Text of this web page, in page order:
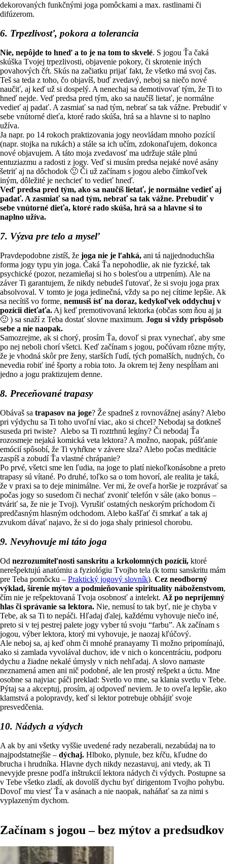
dekorovaných funkčnými joga pomôckami a max. rastlinami či
difúzerom.
6. Trpezlivosť, pokora a tolerancia
Nie, nepôjde to hneď a to je na tom to skvelé. S jogou Ťa čaká
skúška Tvojej trpezlivosti, objavenie pokory, či skrotenie iných
povahových čŕt. Skús na začiatku prijať fakt, že všetko má svoj čas.
Teš sa teda z toho, čo objavíš, buď zvedavý, neboj sa niečo nové
naučiť, aj keď už si dospelý. A nenechaj sa demotivovať tým, že Ti to
hneď nejde. Veď predsa pred tým, ako sa naučíš lietať, je normálne
vedieť aj padať. A zasmiať sa nad tým, nebrať sa tak vážne. Prebudiť v
sebe vnútorné dieťa, ktoré rado skúša, hrá sa a hlavne si to naplno
užíva.
Ja napr. po 14 rokoch praktizovania jogy neovládam mnoho pozícií
(napr. stojka na rukách) a stále sa ich učím, zdokonaľujem, dokonca
nové objavujem. A táto moja zvedavosť ma udržuje stále plnú
entuziazmu a radosti z jogy. Veď si musím predsa nejaké nové asány
šetriť aj na dôchodok 🙂 Či už začínam s jogou alebo čímkoľvek
iným, dôležité je nechcieť to vedieť hneď.
Veď predsa pred tým, ako sa naučíš lietať, je normálne vedieť aj
padať. A zasmiať sa nad tým, nebrať sa tak vážne. Prebudiť v
sebe vnútorné dieťa, ktoré rado skúša, hrá sa a hlavne si to
naplno užíva.
7. Výzva pre telo a myseľ
Pravdepodobne zistíš, že joga nie je ľahká, ani tá najjednoduchšia
forma jogy typu yin joga. Čaká Ťa nepohodlie, ak nie fyzické, tak
psychické (pozor, nezamieňaj si ho s bolesťou a utrpením). Ale na
záver Ti garantujem, že nikdy nebudeš ľutovať, že si svoju joga prax
absolvoval. V tomto je joga jedinečná, vždy sa po nej cítime lepšie. Ak
sa necítiš vo forme, nemusíš ísť na doraz, kedykoľvek oddychuj v
pozícii dieťaťa. Aj keď premotivovaná lektorka (občas som ňou aj ja
🙂 ) sa snaží z Teba dostať slovne maximum. Jogu si vždy prispôsob
sebe a nie naopak.
Samozrejme, ak si chorý, prosím Ťa, dovoľ si prax vynechať, aby sme
po nej neboli chorí všetci. Keď začínam s jogou, počúvam rôzne mýty,
že je vhodná skôr pre ženy, starších ľudí, tých pomalších, nudných, čo
nevedia robiť iné športy a robia toto. Ja okrem tej ženy nespĺňam ani
jedno a jogu praktizujem denne.
8. Preceňované trapasy
Obávaš sa trapasov na joge? Že spadneš z rovnovážnej asány? Alebo
pri výdychu sa Ti toho uvoľní viac, ako si chcel? Nebodaj sa dotkneš
suseda pri twiste? Alebo sa Ti roztrhnú legíny? Či nebodaj Ťa
rozosmeje nejaká komická veta lektora? A možno, naopak, púšťanie
emócií spôsobí, že Ti vyhŕkne v závere slza? Alebo počas meditácie
zaspíš a zobudí Ťa vlastné chrápanie?
Po prvé, všetci sme len ľudia, na joge to platí niekoľkonásobne a preto
trapasy sú vítané. Po druhé, toľko sa o tom hovorí, ale realita je taká,
že v praxi sa to deje minimálne. Ver mi, že oveľa horšie je rozprávať sa
počas jogy so susedom či nechať zvoniť telefón v sále (ako bonus –
tváriť sa, že nie je Tvoj). Vyrušiť ostatných neskorým príchodom či
predčasným hlasným odchodom. Alebo kašľať či smrkať a tak aj
zvukom dávať najavo, že si do joga shaly priniesol chorobu.
9. Nevyhovuje mi táto joga
Od nezrozumiteľnosti sanskritu a krkolomných pozícií, ktoré
nerešpektujú anatómiu a fyziológiu Tvojho tela (k tomu sanskritu mám
pre Teba pomôcku – Praktický jogový slovník). Cez neodborný
výklad, šírenie mýtov a podmieňovanie spirituality náboženstvom,
čím nie je rešpektovaná Tvoja osobnosť a intelekt. Až po nepríjemný
hlas či správanie sa lektora. Nie, nemusí to tak byť, nie je chyba v
Tebe, ak sa Ti to nepáči. Hľadaj ďalej, každému vyhovuje niečo iné,
preto si v tej pestrej palete jogy vyber tú svoju “farbu”. Ak začínam s
jogou, výber lektora, ktorý mi vyhovuje, je naozaj kľúčový.
Ale neboj sa, aj keď ohm či mnohé pranayamy Ti možno pripomínajú,
ako si zamlada vyvolával duchov, ide v nich o koncentráciu, podporu
dychu a žiadne nekalé úmysly v nich nehľadaj. A slovo namaste
neznamená amen ani nič podobné, ale len prostý rešpekt a úctu. Mne
osobne sa najviac páči preklad: Svetlo vo mne, sa klania svetlu v Tebe.
Pýtaj sa a akceptuj, prosím, aj odpoveď neviem. Je to oveľa lepšie, ako
klamstvá a polopravdy, keď si lektor potrebuje obhájiť svoje
presvedčenia.
10. Nádych a výdych
A ak by ani všetky vyššie uvedené rady nezaberali, nezabúdaj na to
najpodstatnejšie – dýchaj. Hlboko, plynule, bez kŕču, kľudne do
brucha i hrudníka. Hlavne dych nikdy nezastavuj, ani vtedy, ak Ti
nevyjde presne podľa inštrukcií lektora nádych či výdych. Postupne sa
v Tebe všetko zladí, ak dovolíš dychu byť dirigentom Tvojho pohybu.
Dovoľ mu viesť Ťa v asánach a nie naopak, naháňať sa za nimi s
vyplazeným dychom.
Začínam s jogou – bez mýtov a predsudkov